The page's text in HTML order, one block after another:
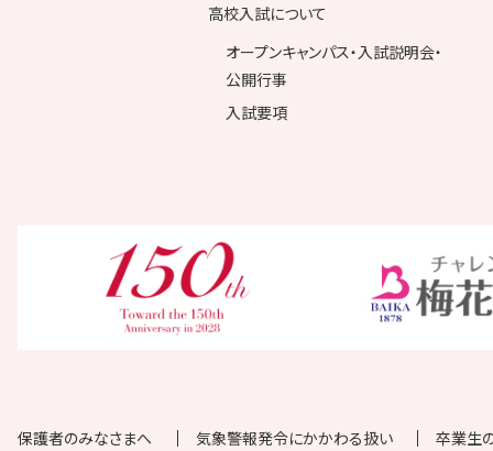
高校入試について
オープンキャンパス・入試説明会・
公開行事
入試要項
保護者のみなさまへ 気象警報発令にかかわる扱い
卒業生